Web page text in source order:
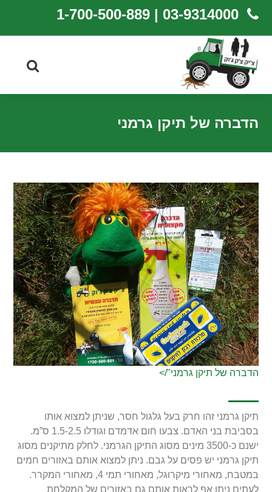
03-9314000 | 1-700-500-889
הדברה של תיקן גרמני
הדברה של תיקן גרמני"/>
תיקן גרמני זהו חרק בעל גלגול חסר, שניתן למצוא אותו
בסביבת בני האדם. צבעו חום אדמדם וגודלו 1.5-2.5 ס”מ.
ישנם כ-3500 מינים מסוג התיקן הגרמני. לחלק מתיקנים מסוג
תיקן גרמני יש פסים על גבם. ניתן למצוא אותם באזורים חמים
במטבח, מאחורי מיקרוגל, מאחורי תמי 4, מאחורי המקרר.
לעתים ניתן אף לראות אותם גם באזורים של המקלחת